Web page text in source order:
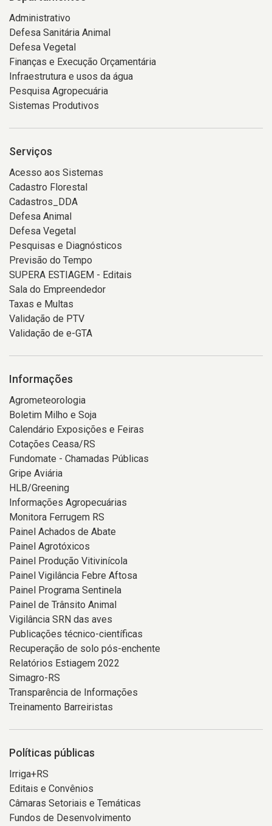
Administrativo
Defesa Sanitária Animal
Defesa Vegetal
Finanças e Execução Orçamentária
Infraestrutura e usos da água
Pesquisa Agropecuária
Sistemas Produtivos
Serviços
Acesso aos Sistemas
Cadastro Florestal
Cadastros_DDA
Defesa Animal
Defesa Vegetal
Pesquisas e Diagnósticos
Previsão do Tempo
SUPERA ESTIAGEM - Editais
Sala do Empreendedor
Taxas e Multas
Validação de PTV
Validação de e-GTA
Informações
Agrometeorologia
Boletim Milho e Soja
Calendário Exposições e Feiras
Cotações Ceasa/RS
Fundomate - Chamadas Públicas
Gripe Aviária
HLB/Greening
Informações Agropecuárias
Monitora Ferrugem RS
Painel Achados de Abate
Painel Agrotóxicos
Painel Produção Vitivinícola
Painel Vigilância Febre Aftosa
Painel Programa Sentinela
Painel de Trânsito Animal
Vigilância SRN das aves
Publicações técnico-científicas
Recuperação de solo pós-enchente
Relatórios Estiagem 2022
Simagro-RS
Transparência de Informações
Treinamento Barreiristas
Políticas públicas
Irriga+RS
Editais e Convênios
Câmaras Setoriais e Temáticas
Fundos de Desenvolvimento